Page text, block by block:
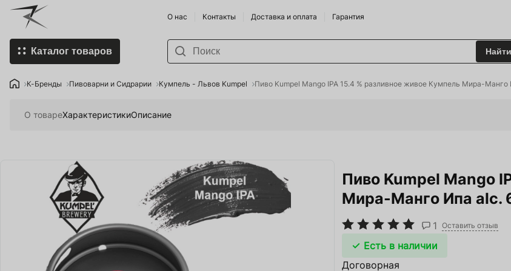
О нас Контакты Доставка и оплата Гарантия
Каталог товаров
К-Бренды
Пивоварни и Сидрарии
Умка - Холодильные Горки
Хмеля и дрожжи
комплектующие
Напитки
Food Store
Organic Farming
Мобильные гаджеты
HoReCa SHOP
Найти
К-Бренды Пивоварни и Сидрарии Кумпель - Львов Kumpel Пиво Kumpel Mango IPA 15.4 % разливное живое Кумпель Мира-Манго
О товареХарактеристикиОписание
Пиво Kumpel Mango
Мира-Манго Ипа alc.
1 Оставить отзыв
Есть в наличии
Договорная